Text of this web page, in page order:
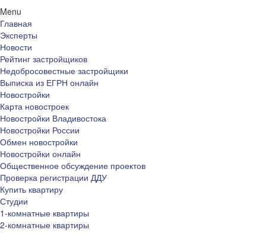
Menu
Главная
Эксперты
Новости
Рейтинг застройщиков
Недобросовестные застройщики
Выписка из ЕГРН онлайн
Новостройки
Карта новостроек
Новостройки Владивостока
Новостройки России
Обмен новостройки
Новостройки онлайн
Общественное обсуждение проектов
Проверка регистрации ДДУ
Купить квартиру
Студии
1-комнатные квартиры
2-комнатные квартиры